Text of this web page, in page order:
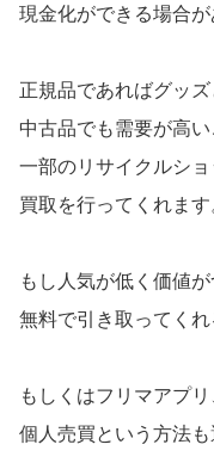
現金化ができる場合が
正規品であればグッズ
中古品でも需要が高い
一部のリサイクルシ
買取を行ってくれます
もし人気が低く価値
無料で引き取ってくれ
もしくはフリマアプ
個人売買という方法も